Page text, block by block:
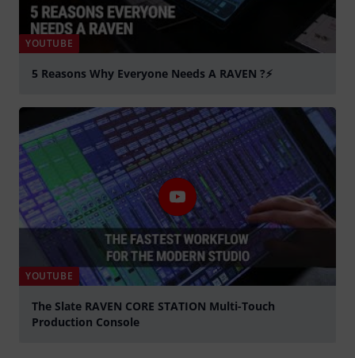
YOUTUBE
5 Reasons Why Everyone Needs A RAVEN ?⚡️
YOUTUBE
The Slate RAVEN CORE STATION Multi-Touch
Production Console